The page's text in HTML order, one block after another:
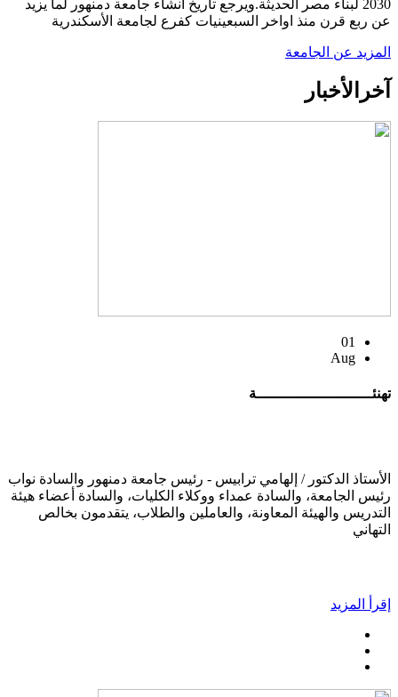
2030 لبناء مصر الحديثة.ويرجع تاريخ انشاء جامعة دمنهور لما يزيد
عن ربع قرن منذ اواخر السبعينيات كفرع لجامعة الأسكندرية
المزيد عن الجامعة
آخر الأخبار
01
Aug
تهنئــــــــــــــــــــــــــة
الأستاذ الدكتور / إلهامي ترابيس - رئيس جامعة دمنهور والسادة نواب
رئيس الجامعة، والسادة عمداء ووكلاء الكليات، والسادة أعضاء هيئة
التدريس والهيئة المعاونة، والعاملين والطلاب، يتقدمون بخالص
التهاني
إقرأ المزيد